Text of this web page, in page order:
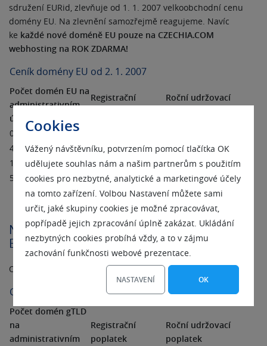
Cookies
Vážený návštěvníku, potvrzením pomocí tlačítka OK
udělujete souhlas nám a našim partnerům s použitím
cookies pro nezbytné, analytické a marketingové účely
na tomto zařízení. Volbou Nastavení můžete sami
určit, jaké skupiny cookies je možné zpracovávat,
popřípadě jejich zpracování úplně zakázat. Ukládání
nezbytných cookies probíhá vždy, a to v zájmu
zachování funkčnosti webové prezentace.
NASTAVENÍ OK
sdružení EURid, zlevňuje od 1. 1. 2007 velkoobchodní cenu
domény EU. Na zlevnění samozřejmě reagujeme. Navíc
ke každé nové doméně EU pouze na CZECHIA.COM
webhosting na ROK ZDARMA!
Ceník domény EU od 2. 1. 2007
Počet domén EU na
administrativním
účtu
Registrační
Roční udržovací
0 – 3
4 – 10
0 Kč
290 Kč
11 – 49
0 Kč
250 Kč
50 a více
0 Kč individuální
Nové ceny domén gTLD (COM, NET, INFO,
BIZ, ORG)
Od roku 2007 budou upraveny také ceny domén gTLD.
Ceník domén COM, NET, INFO, BIZ, ORG od 2. 1. 2007
Počet domén gTLD
na
administrativním
Registrační
poplatek
Roční udržovací
poplatek